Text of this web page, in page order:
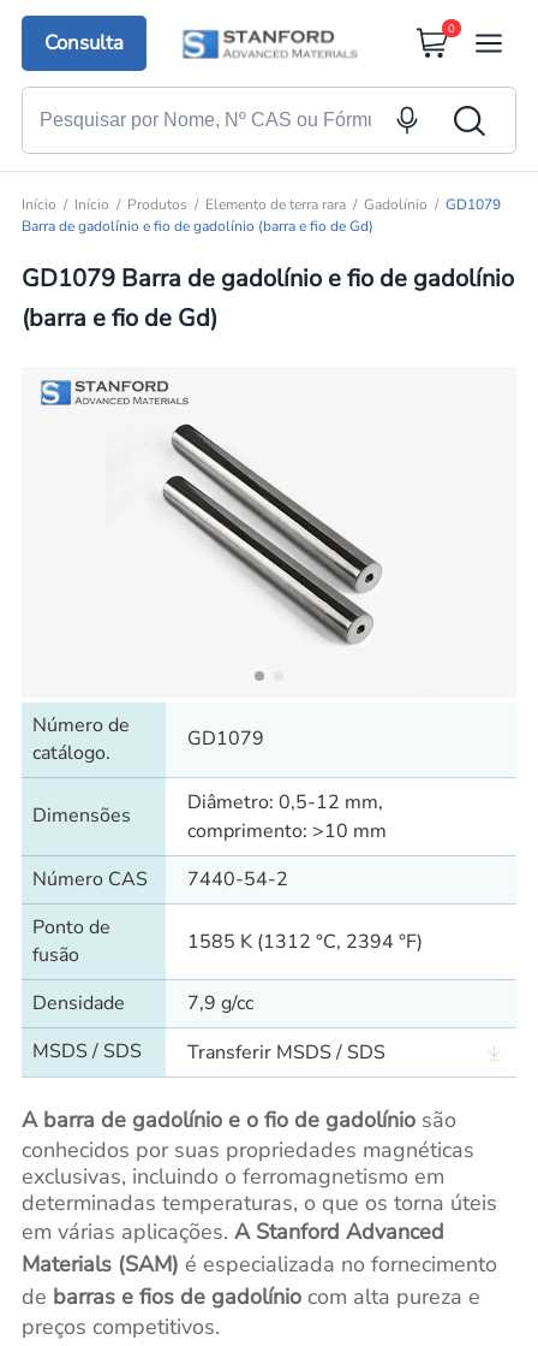
Consulta
0
Início Início Produtos Elemento de terra rara Gadolínio
GD1079
Barra de gadolínio e fio de gadolínio (barra e fio de Gd)
GD1079 Barra de gadolínio e fio de gadolínio
(barra e fio de Gd)
Número de
catálogo.
GD1079
Dimensões
Diâmetro: 0,5-12 mm,
comprimento: >10 mm
Número CAS
7440-54-2
Ponto de
fusão
1585 K (1312 °C, 2394 °F)
Densidade
7,9 g/cc
MSDS / SDS
Transferir MSDS / SDS
A barra de gadolínio e o fio de gadolíniosão
conhecidos por suas propriedades magnéticas
exclusivas, incluindo o ferromagnetismo em
determinadas temperaturas, o que os torna úteis
em várias aplicações. A Stanford Advanced
Materials (SAM) é especializada no fornecimento
de barras e fios de gadolíniocom alta pureza e
preços competitivos.